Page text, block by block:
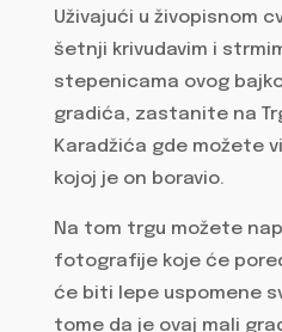
Uživajući u živopisnom
šetnji krivudavim i
stepenicama ovog
gradića, zastanite na
Karadžića gde možete
kojoj je on boravio.
Na tom trgu možete
fotografije koje će
će biti lepe uspomene
tome da je ovaj mali